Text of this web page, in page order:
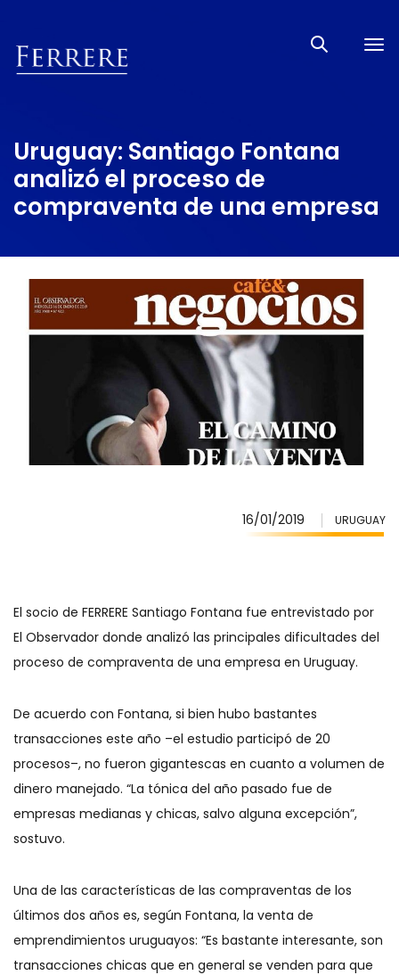
Uruguay: Santiago Fontana
analizó el proceso de
compraventa de una empresa
16/01/2019 URUGUAY
El socio de FERRERE Santiago Fontana fue entrevistado por
El Observador donde analizó las principales dificultades del
proceso de compraventa de una empresa en Uruguay.
De acuerdo con Fontana, si bien hubo bastantes
transacciones este año –el estudio participó de 20
procesos–, no fueron gigantescas en cuanto a volumen de
dinero manejado. “La tónica del año pasado fue de
empresas medianas y chicas, salvo alguna excepción”,
sostuvo.
Una de las características de las compraventas de los
últimos dos años es, según Fontana, la venta de
emprendimientos uruguayos: “Es bastante interesante, son
transacciones chicas que en general se venden para que